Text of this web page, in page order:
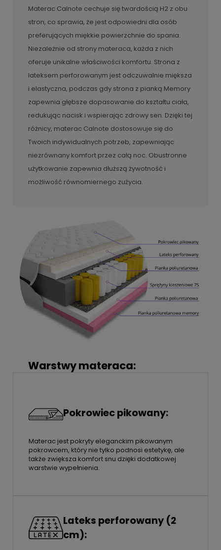
Materac Calnote cechuje się twardością H2 z obu
stron, co sprawia, że jest odpowiedni dla osób
preferujących miękkie powierzchnie do spania.
Niezależnie od strony materaca, każda z nich
oferuje unikalne właściwości komfortu. Strona z
lateksem perforowanym jest odczuwalnie miększa
i elastyczna, podczas gdy strona z pianką Memory
zapewnia głębsze dopasowanie do kształtu ciała,
redukując nacisk i wspierając zdrowy sen. Dzięki tej
różnicy, materac Calnote dostosowuje się do
Twoich indywidualnych potrzeb, zapewniając
niezrównany komfort przez całą noc. Obustronne
użytkowanie zapewnia dłuższą żywotność i
możliwość równomiernego zużycia.
Warstwy materaca:
Pokrowiec pikowany:
Materac jest pokryty eleganckim pikowanym
pokrowcem, który nie tylko podnosi estetykę, ale
także zwiększa komfort snu dzięki dodatkowej
warstwie wypełnienia.
Lateks perforowany (2
cm):